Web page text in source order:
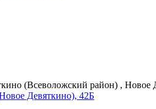
(Всеволожский район) , Новое
Девяткино), 42Б